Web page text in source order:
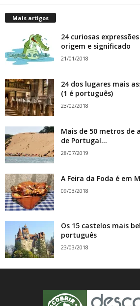
Mais artigos
24 curiosas
origem e significado
21/01/2018
24 dos lugares mais
(1 é português)
23/02/2018
Mais de 50 metros de
de Portugal...
28/07/2019
A Feira da Foda é em
09/03/2018
Os 15 castelos mais
português
23/03/2018